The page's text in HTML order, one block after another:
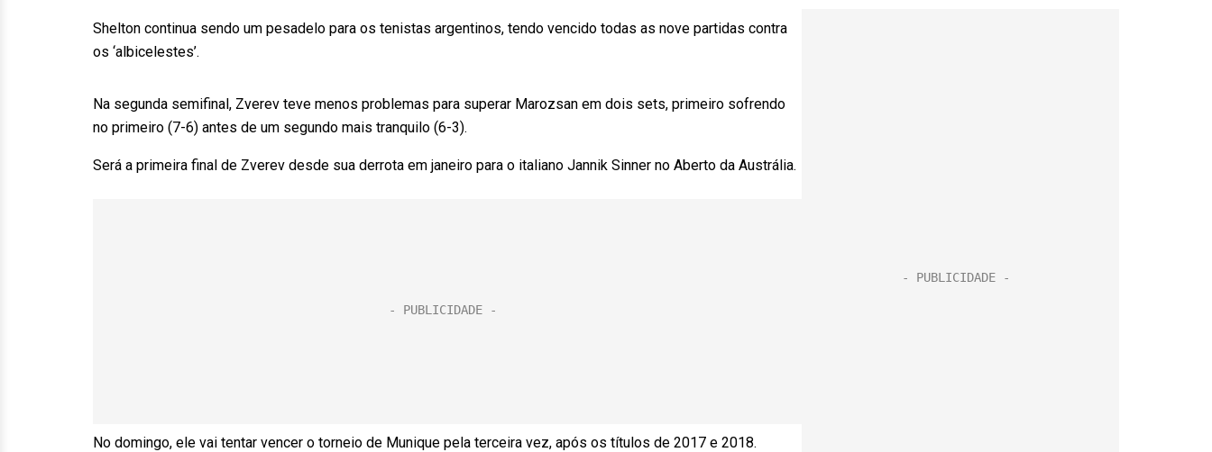
Shelton continua sendo um pesadelo para os tenistas argentinos, tendo vencido todas as nove partidas contra
os ‘albicelestes’.
Na segunda semifinal, Zverev teve menos problemas para superar Marozsan em dois sets, primeiro sofrendo
no primeiro (7-6) antes de um segundo mais tranquilo (6-3).
Será a primeira final de Zverev desde sua derrota em janeiro para o italiano Jannik Sinner no Aberto da Austrália.
No domingo, ele vai tentar vencer o torneio de Munique pela terceira vez, após os títulos de 2017 e 2018.